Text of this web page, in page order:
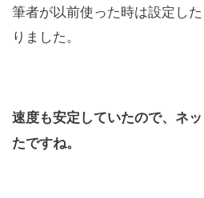
筆者が以前使った時は設定し
りました。
速度も安定していたので、ネ
たですね。